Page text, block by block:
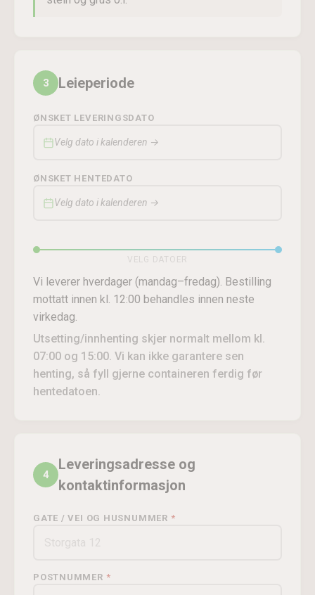
3 Leieperiode
ØNSKET LEVERINGSDATO
Velg dato i kalenderen →
ØNSKET HENTEDATO
Velg dato i kalenderen →
VELG DATOER
Vi leverer hverdager (mandag–fredag). Bestilling
mottatt innen kl. 12:00 behandles innen neste
virkedag.
Utsetting/innhenting skjer normalt mellom kl.
07:00 og 15:00. Vi kan ikke garantere sen
henting, så fyll gjerne containeren ferdig før
hentedatoen.
4
Leveringsadresse og
kontaktinformasjon
GATE / VEI OG HUSNUMMER
POSTNUMMER